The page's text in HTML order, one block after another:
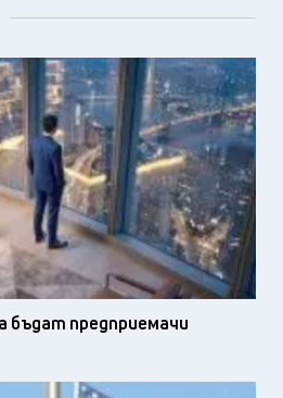
бъдат предприемачи